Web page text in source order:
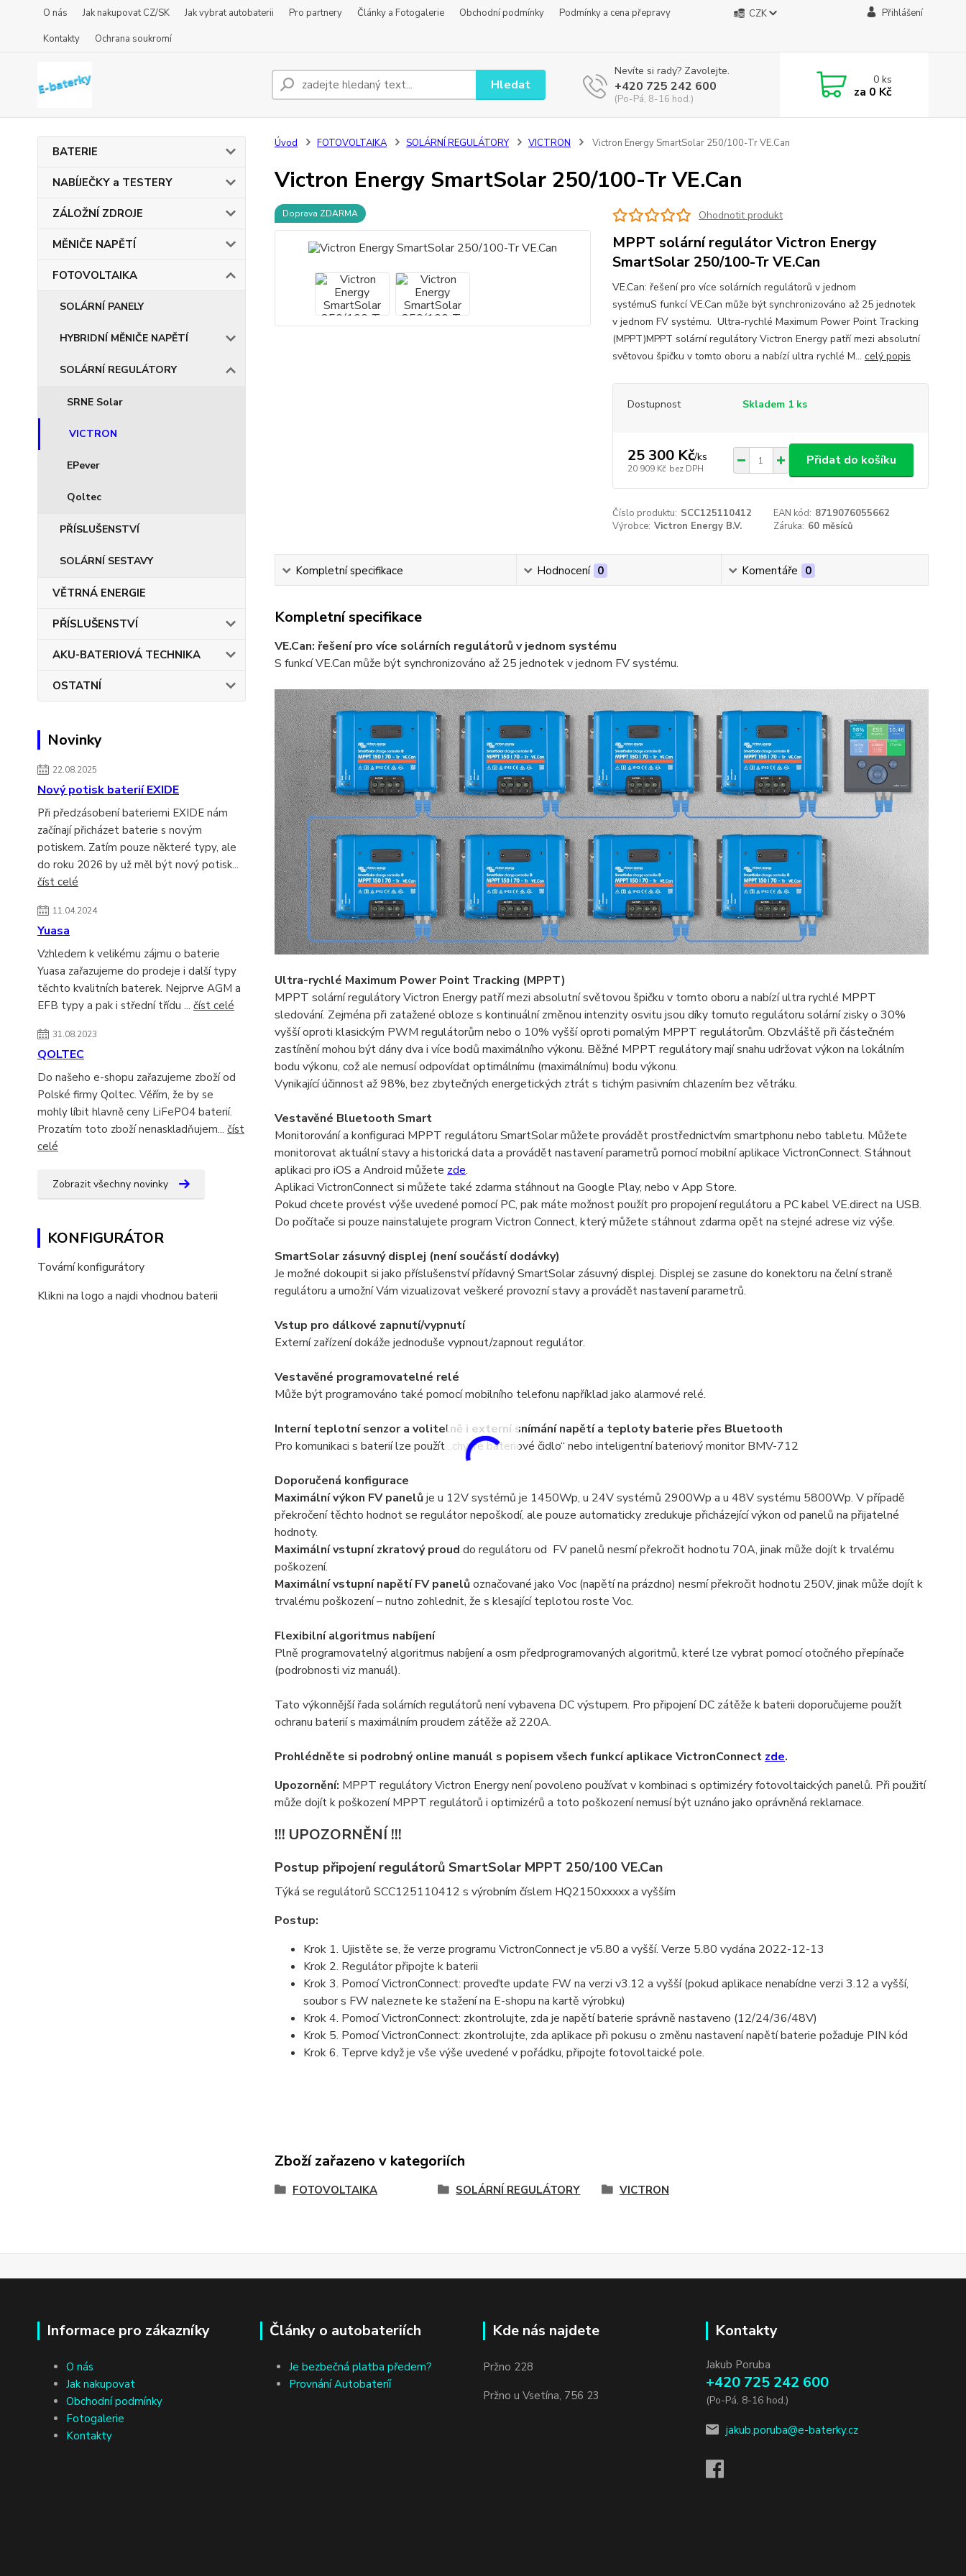
O nás Jak nakupovat CZ/SK Jak vybrat autobaterii Pro partnery Články a Fotogalerie Obchodní podmínky
Podmínky a cena přepravy
Kontakty
Ochrana soukromí
CZK Přihlášení
Hledat
Nevíte si rady? Zavolejte.
+420 725 242 600
(Po-Pá, 8-16 hod.)
0ks
za 0 Kč
BATERIE
NABÍJEČKY a TESTERY
ZÁLOŽNÍ ZDROJE
MĚNIČE NAPĚTÍ
FOTOVOLTAIKA
SOLÁRNÍ PANELY
HYBRIDNÍ MĚNIČE NAPĚTÍ
SOLÁRNÍ REGULÁTORY
SRNE Solar
VICTRON
EPever
Qoltec
PŘÍSLUŠENSTVÍ
SOLÁRNÍ SESTAVY
VĚTRNÁ ENERGIE
PŘÍSLUŠENSTVÍ
AKU-BATERIOVÁ TECHNIKA
OSTATNÍ
Novinky
22.08.2025
Nový potisk baterií EXIDE
Při předzásobení bateriemi EXIDE nám
začínají přicházet baterie s novým
potiskem. Zatím pouze některé typy, ale
do roku 2026 by už měl být nový potisk...
číst celé
11.04.2024
Yuasa
Vzhledem k velikému zájmu o baterie
Yuasa zařazujeme do prodeje i další typy
těchto kvalitních baterek. Nejprve AGM a
EFB typy a pak i střední třídu ... číst celé
31.08.2023
QOLTEC
Do našeho e-shopu zařazujeme zboží od
Polské firmy Qoltec. Věřím, že by se
mohly líbit hlavně ceny LiFePO4 baterií.
Prozatím toto zboží nenaskladňujem... číst
celé
Zobrazit všechny novinky
KONFIGURÁTOR
Tovární konfigurátory
Klikni na logo a najdi vhodnou baterii
Úvod FOTOVOLTAIKA SOLÁRNÍ REGULÁTORY VICTRON Victron Energy SmartSolar 250/100-Tr VE.Can
Victron Energy SmartSolar 250/100-Tr VE.Can
Doprava ZDARMA Ohodnotit produkt
MPPT solární regulátor Victron Energy
SmartSolar 250/100-Tr VE.Can
VE.Can: řešení pro více solárních regulátorů v jednom
systémuS funkcí VE.Can může být synchronizováno až 25 jednotek
v jednom FV systému. Ultra-rychlé Maximum Power Point Tracking
(MPPT)MPPT solární regulátory Victron Energy patří mezi absolutní
světovou špičku v tomto oboru a nabízí ultra rychlé M... celý popis
Dostupnost Skladem 1 ks
25 300 Kč/ks
20 909 Kč bez DPH
Přidat do košíku
Číslo produktu: SCC125110412 EAN kód: 8719076055662
Výrobce: Victron Energy B.V. Záruka: 60 měsíců
Kompletní specifikace Hodnocení 0 Komentáře 0
Kompletní specifikace
VE.Can: řešení pro více solárních regulátorů v jednom systému
S funkcí VE.Can může být synchronizováno až 25 jednotek v jednom FV systému.
Ultra-rychlé Maximum Power Point Tracking (MPPT)
MPPT solární regulátory Victron Energy patří mezi absolutní světovou špičku v tomto oboru a nabízí ultra rychlé MPPT
sledování. Zejména při zatažené obloze s kontinuální změnou intenzity osvitu jsou díky tomuto regulátoru solární zisky o 30%
vyšší oproti klasickým PWM regulátorům nebo o 10% vyšší oproti pomalým MPPT regulátorům. Obzvláště při částečném
zastínění mohou být dány dva i více bodů maximálního výkonu. Běžné MPPT regulátory mají snahu udržovat výkon na lokálním
bodu výkonu, což ale nemusí odpovídat optimálnímu (maximálnímu) bodu výkonu.
Vynikající účinnost až 98%, bez zbytečných energetických ztrát s tichým pasivním chlazením bez větráku.
Vestavěné Bluetooth Smart
Monitorování a konfiguraci MPPT regulátoru SmartSolar můžete provádět prostřednictvím smartphonu nebo tabletu. Můžete
monitorovat aktuální stavy a historická data a provádět nastavení parametrů pomocí mobilní aplikace VictronConnect. Stáhnout
aplikaci pro iOS a Android můžete zde.
Aplikaci VictronConnect si můžete také zdarma stáhnout na Google Play, nebo v App Store.
Pokud chcete provést výše uvedené pomocí PC, pak máte možnost použít pro propojení regulátoru a PC kabel VE.direct na USB.
Do počítače si pouze nainstalujete program Victron Connect, který můžete stáhnout zdarma opět na stejné adrese viz výše.
SmartSolar zásuvný displej (není součástí dodávky)
Je možné dokoupit si jako příslušenství přídavný SmartSolar zásuvný displej. Displej se zasune do konektoru na čelní straně
regulátoru a umožní Vám vizualizovat veškeré provozní stavy a provádět nastavení parametrů.
Vstup pro dálkové zapnutí/vypnutí
Externí zařízení dokáže jednoduše vypnout/zapnout regulátor.
Vestavěné programovatelné relé
Může být programováno také pomocí mobilního telefonu například jako alarmové relé.
Interní teplotní senzor a volitelně i externí snímání napětí a teploty baterie přes Bluetooth
Pro komunikaci s baterií lze použít „chytré bateriové čidlo“ nebo inteligentní bateriový monitor BMV-712
Doporučená konfigurace
Maximální výkon FV panelůje u 12V systémů je 1450Wp, u 24V systémů 2900Wp a u 48V systému 5800Wp. V případě
překročení těchto hodnot se regulátor nepoškodí, ale pouze automaticky zredukuje přicházející výkon od panelů na přijatelné
hodnoty.
Maximální vstupní zkratový proud do regulátoru od FV panelů nesmí překročit hodnotu 70A, jinak může dojít k trvalému
poškození.
Maximální vstupní napětí FV panelůoznačované jako Voc (napětí na prázdno) nesmí překročit hodnotu 250V, jinak může dojít k
trvalému poškození – nutno zohlednit, že s klesající teplotou roste Voc.
Flexibilní algoritmus nabíjení
Plně programovatelný algoritmus nabíjení a osm předprogramovaných algoritmů, které lze vybrat pomocí otočného přepínače
(podrobnosti viz manuál).
Tato výkonnější řada solárních regulátorů není vybavena DC výstupem. Pro připojení DC zátěže k baterii doporučujeme použít
ochranu baterií s maximálním proudem zátěže až 220A.
Prohlédněte si podrobný online manuál s popisem všech funkcí aplikace VictronConnect zde.
Upozornění: MPPT regulátory Victron Energy není povoleno používat v kombinaci s optimizéry fotovoltaických panelů. Při použití
může dojít k poškození MPPT regulátorů i optimizérů a toto poškození nemusí být uznáno jako oprávněná reklamace.
!!! UPOZORNĚNÍ !!!
Postup připojení regulátorů SmartSolar MPPT 250/100 VE.Can
Týká se regulátorů SCC125110412 s výrobním číslem HQ2150xxxxx a vyšším
Postup:
Krok 1. Ujistěte se, že verze programu VictronConnect je v5.80 a vyšší. Verze 5.80 vydána 2022-12-13
Krok 2. Regulátor připojte k baterii
Krok 3. Pomocí VictronConnect: proveďte update FW na verzi v3.12 a vyšší (pokud aplikace nenabídne verzi 3.12 a vyšší,
soubor s FW naleznete ke stažení na E-shopu na kartě výrobku)
Krok 4. Pomocí VictronConnect: zkontrolujte, zda je napětí baterie správně nastaveno (12/24/36/48V)
Krok 5. Pomocí VictronConnect: zkontrolujte, zda aplikace při pokusu o změnu nastavení napětí baterie požaduje PIN kód
Krok 6. Teprve když je vše výše uvedené v pořádku, připojte fotovoltaické pole.
Zboží zařazeno v kategoriích
FOTOVOLTAIKA SOLÁRNÍ REGULÁTORY VICTRON
Informace pro zákazníky
O nás
Jak nakupovat
Obchodní podmínky
Fotogalerie
Kontakty
Články o autobateriích
Je bezbečná platba předem?
Provnání Autobateríí
Kde nás najdete
Pržno 228
Pržno u Vsetína, 756 23
Kontakty
Jakub Poruba
+420 725 242 600
(Po-Pá, 8-16 hod.)
jakub.poruba@e-baterky.cz